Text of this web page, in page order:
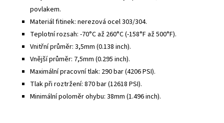
povlakem.
Materiál fitinek: nerezová ocel 303/304.
Teplotní rozsah: -70°C až 260°C (-158°F až 500°F).
Vnitřní průměr: 3,5mm (0.138 inch).
Vnější průměr: 7,5mm (0.295 inch).
Maximální pracovní tlak: 290 bar (4206 PSI).
Tlak při roztržení: 870 bar (12618 PSI).
Minimální poloměr ohybu: 38mm (1.496 inch).